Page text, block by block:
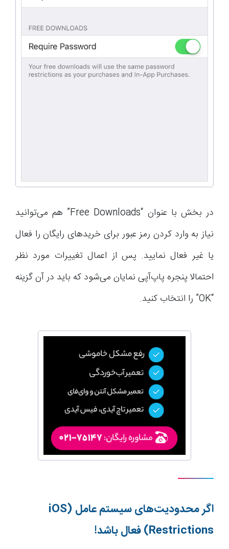
در بخش با عنوان “Free Downloads” هم می‌توانید
نیاز به وارد کردن رمز عبور برای خریدهای رایگان را فعال
یا غیر فعال نمایید. پس از اعمال تغییرات مورد نظر
احتمالا پنجره‌ پاپ‌آپی نمایان می‌شود که باید در آن گزینه
“OK” را انتخاب کنید.
اگر محدودیت‌های سیستم عامل (iOS
Restrictions) فعال باشد!